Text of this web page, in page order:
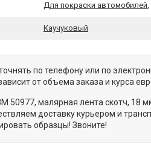
Для покраски автомобилей,
Каучуковый
по телефону или по
от объема заказа и курса
50977, малярная лента скотч,
доставку курьером и
образцы! Звоните!